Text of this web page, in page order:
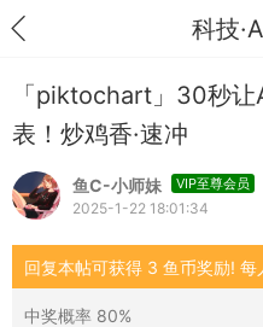
科技
「piktochart」30秒
表！炒鸡香·速冲
鱼C-小师妹 VIP至尊会员
2025-1-22 18:01:34
回复本帖可获得 3 鱼币奖励! 每
中奖概率 80%